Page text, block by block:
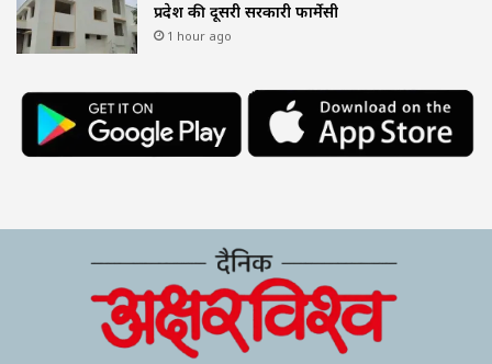
प्रदेश की दूसरी सरकारी फार्मेसी
1 hour ago